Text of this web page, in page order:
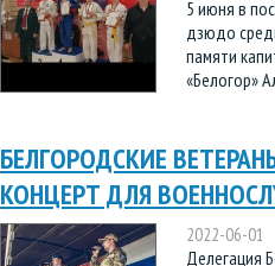
5 июня в
дзюдо
памяти
«Белогор»
БЕЛГОРОДСКИЕ
КОНЦЕРТ ДЛЯ
2022-06-01
Делегация